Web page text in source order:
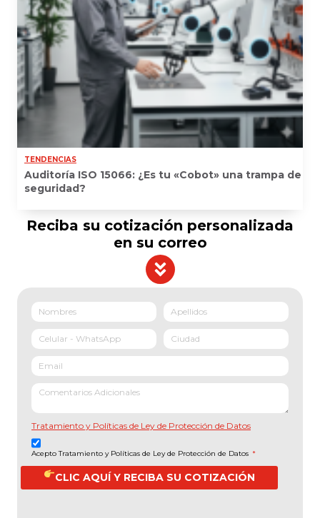
TENDENCIAS
Auditoría ISO 15066: ¿Es tu «Cobot» una trampa de
seguridad?
Reciba su cotización personalizada
en su correo
Tratamiento y Políticas de Ley de Protección de Datos
Acepto Tratamiento y Políticas de Ley de Protección de Datos *
CLIC AQUÍ Y RECIBA SU COTIZACIÓN